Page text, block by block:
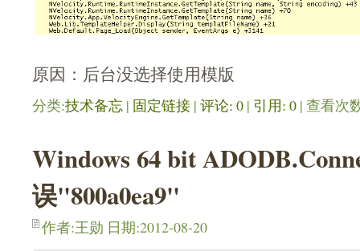
原因：后台没选择使用模版
分类:技术备忘 | 固定链接 | 评论: 0 | 引用: 0 | 查看次
Windows 64 bit
误"800a0ea9"
作者:王勋 日期:2012-08-20